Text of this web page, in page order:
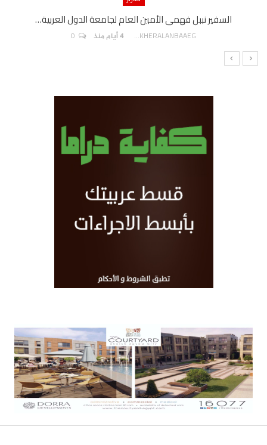
السفير نببل فهمى الأمين العام لجامعة الدول العربية…
AKHERALANBAAEG 4 أيام منذ